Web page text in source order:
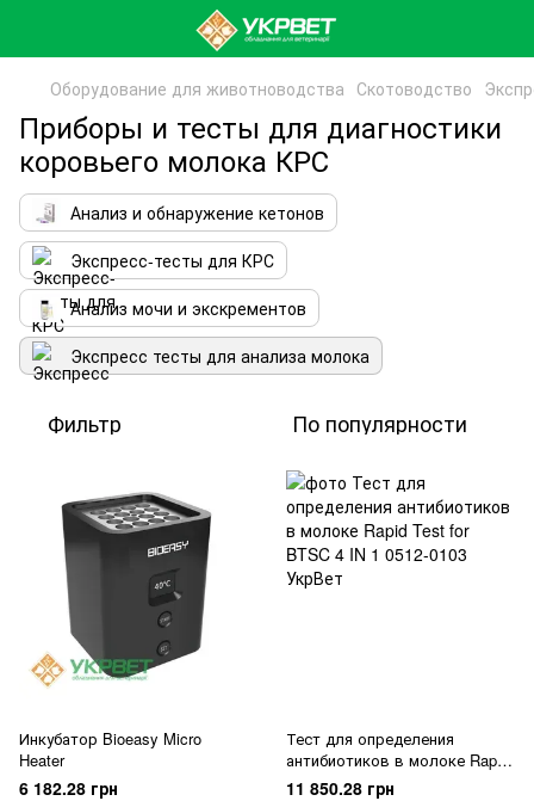
Оборудование для животноводства Скотоводство
Приборы и тесты для диагностики
коровьего молока КРС
Анализ и обнаружение кетонов
Экспресс-тесты для КРС
Анализ мочи и экскрементов
Экспресс тесты для анализа молока
Фильтр По популярности
Инкубатор Bioeasy Micro
Heater
6 182.28 грн
Тест для определения
антибиотиков в молоке Rapid
Test for BTSC 4 IN 1
11 850.28 грн